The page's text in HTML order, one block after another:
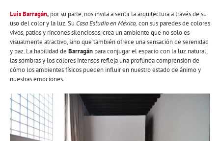
Luis Barragán, por su parte, nos invita a sentir la arquitectura a través de su
uso del color y la luz. Su Casa Estudio en México, con sus paredes de colores
vivos, patios y rincones silenciosos, crea un ambiente que no solo es
visualmente atractivo, sino que también ofrece una sensación de serenidad
y paz. La habilidad de Barragán para conjugar el espacio con la luz natural,
las sombras y los colores intensos refleja una profunda comprensión de
cómo los ambientes físicos pueden influir en nuestro estado de ánimo y
nuestras emociones.